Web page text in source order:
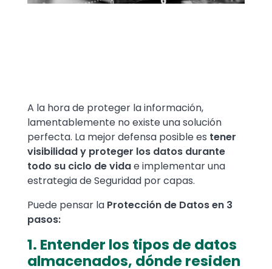
Text
A la hora de proteger la información,
lamentablemente no existe una solución
perfecta. La mejor defensa posible es tener
visibilidad y proteger los datos durante
todo su ciclo de vidae implementar una
estrategia de Seguridad por capas.
Puede pensar la Protección de Datos en 3
pasos:
1. Entender los tipos de datos
almacenados, dónde residen